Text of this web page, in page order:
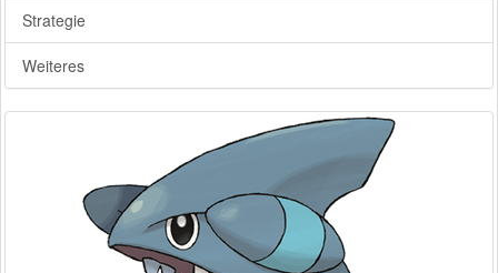
Strategie
Weiteres